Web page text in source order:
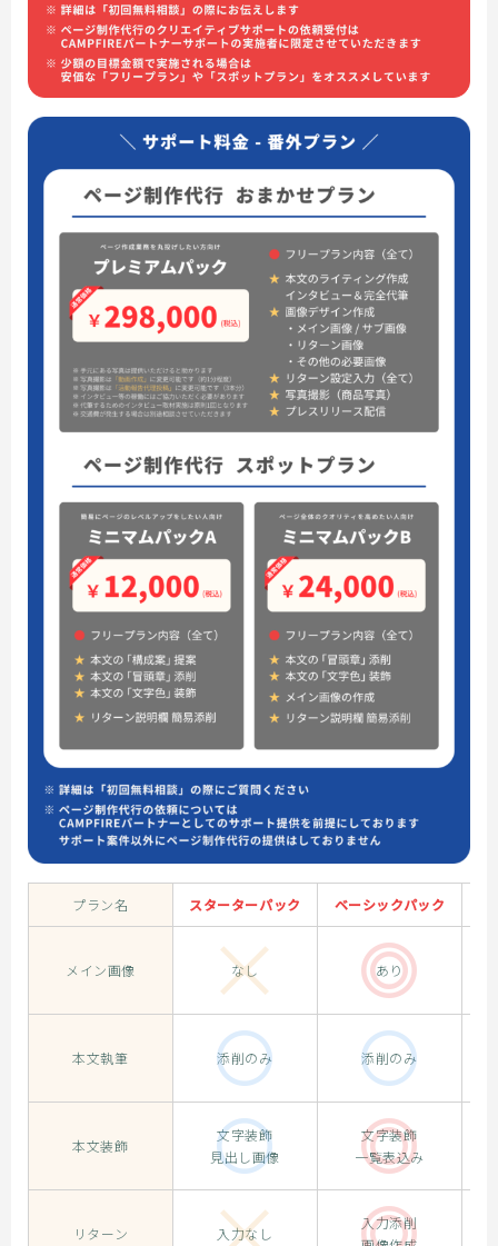
プラン名 スターターパック ベーシックパック
メイン画像 なし あり
本文執筆 添削のみ 添削のみ
本文装飾
文字装飾
見出し画像
文字装飾
一覧表込み
リターン 入力なし
入力添削